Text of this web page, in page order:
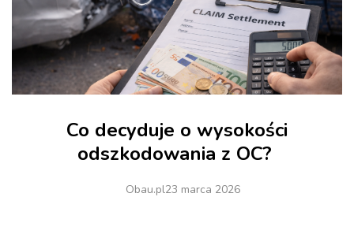
Co decyduje o wysokości
odszkodowania z OC?
Obau.pl23 marca 2026